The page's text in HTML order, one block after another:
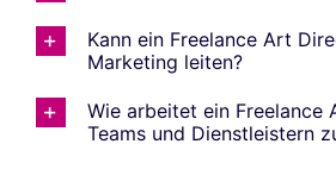
Kann ein Freelance Art
Marketing leiten?
Wie arbeitet ein Freelance
Teams und Dienstleistern